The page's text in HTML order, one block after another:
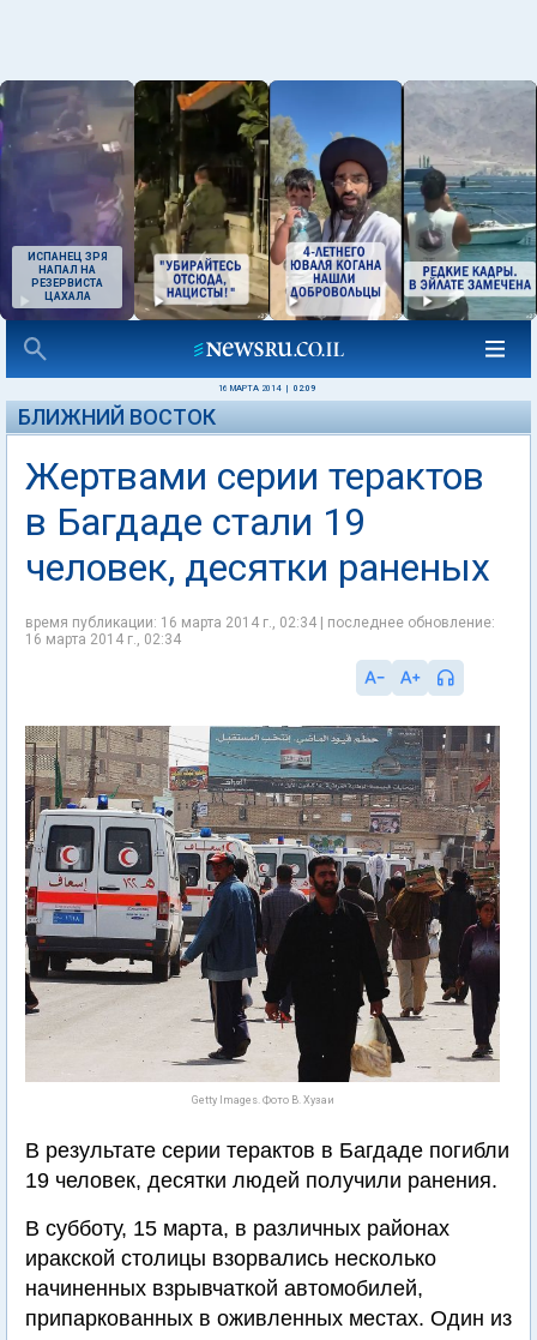
ИСПАНЕЦ ЗРЯ
НАПАЛ НА
РЕЗЕРВИСТА
ЦАХАЛА
16 МАРТА 2014 02:09
БЛИЖНИЙ ВОСТОК
Жертвами серии терактов
в Багдаде стали 19
человек, десятки раненых
время публикации: 16 марта 2014 г., 02:34 | последнее обновление:
16 марта 2014 г., 02:34
Getty Images. Фото В. Хузаи
В результате серии терактов в Багдаде погибли
19 человек, десятки людей получили ранения.
В субботу, 15 марта, в различных районах
иракской столицы взорвались несколько
начиненных взрывчаткой автомобилей,
припаркованных в оживленных местах. Один из